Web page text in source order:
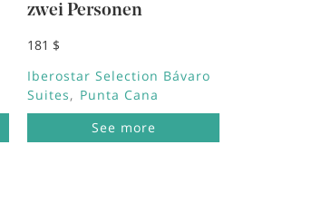
zwei Personen
181 $
Iberostar Selection Bávaro
Suites
Punta Cana
See more